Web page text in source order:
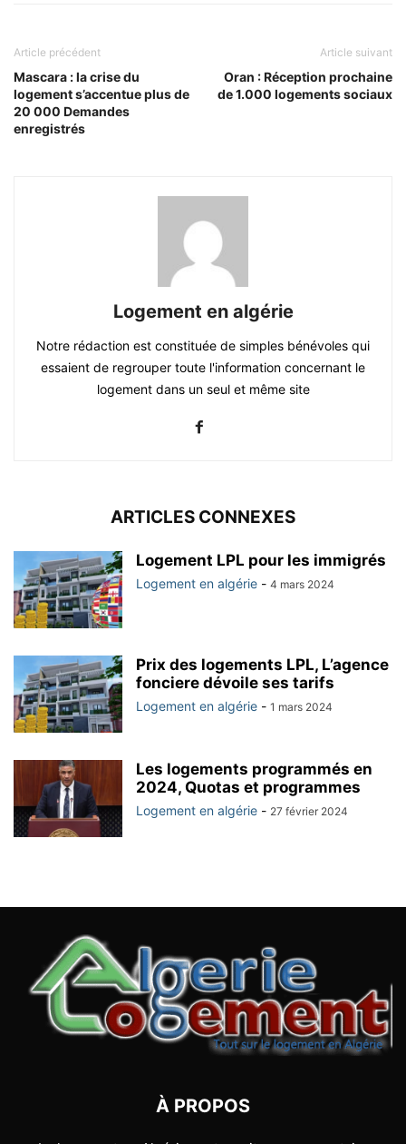
Article précédent
Mascara : la crise du
logement s’accentue plus de
20 000 Demandes
enregistrés
Article suivant
Oran : Réception prochaine
de 1.000 logements sociaux
Logement en algérie
Notre rédaction est constituée de simples bénévoles qui
essaient de regrouper toute l'information concernant le
logement dans un seul et même site
ARTICLES CONNEXES
Logement LPL pour les immigrés
Logement en algérie - 4 mars 2024
Prix des logements LPL, L’agence
fonciere dévoile ses tarifs
Logement en algérie - 1 mars 2024
Les logements programmés en
2024, Quotas et programmes
Logement en algérie - 27 février 2024
À PROPOS